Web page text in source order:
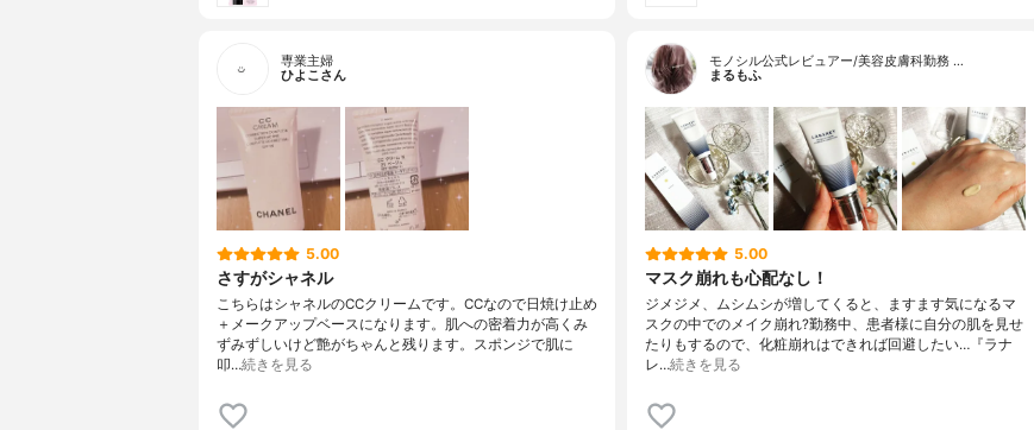
専業主婦
ひよこさん
5.00
さすがシャネル
こちらはシャネルのCCクリームです。CCなので日焼け止め
＋メークアップベースになります。肌への密着力が高くみ
ずみずしいけど艶がちゃんと残ります。スポンジで肌に
叩…続きを見る
モノシル公式レビュアー/美容皮膚科勤務 …
まるもふ
5.00
マスク崩れも心配なし！
ジメジメ、ムシムシが増してくると、ますます気になるマ
スクの中でのメイク崩れ?勤務中、患者様に自分の肌を見せ
たりもするので、化粧崩れはできれば回避したい…『ラナ
レ…続きを見る